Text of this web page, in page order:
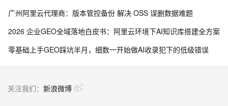
广州阿里云代理商：版本管控备份 解决 OSS 误删数据难题
2026 企业GEO全域落地白皮书：阿里云环境下AI知识库搭建全方案
零基础上手GEO踩坑半月，细数一开始做AI收录犯下的低级错误
关注我们： 新浪微博